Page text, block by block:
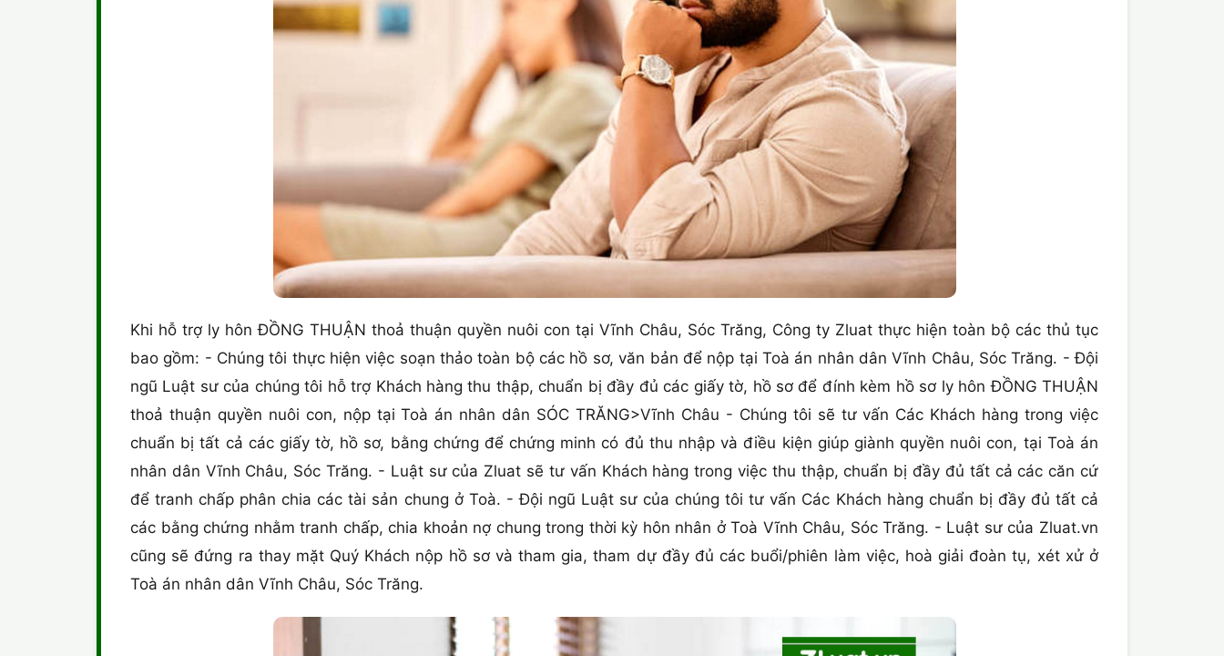
Khi hỗ trợ ly hôn ĐỒNG THUẬN thoả thuận quyền nuôi con tại Vĩnh Châu, Sóc Trăng, Công ty Zluat thực hiện toàn bộ các thủ tục
bao gồm: - Chúng tôi thực hiện việc soạn thảo toàn bộ các hồ sơ, văn bản để nộp tại Toà án nhân dân Vĩnh Châu, Sóc Trăng. - Đội
ngũ Luật sư của chúng tôi hỗ trợ Khách hàng thu thập, chuẩn bị đầy đủ các giấy tờ, hồ sơ để đính kèm hồ sơ ly hôn ĐỒNG THUẬN
thoả thuận quyền nuôi con, nộp tại Toà án nhân dân SÓC TRĂNG>Vĩnh Châu - Chúng tôi sẽ tư vấn Các Khách hàng trong việc
chuẩn bị tất cả các giấy tờ, hồ sơ, bằng chứng để chứng minh có đủ thu nhập và điều kiện giúp giành quyền nuôi con, tại Toà án
nhân dân Vĩnh Châu, Sóc Trăng. - Luật sư của Zluat sẽ tư vấn Khách hàng trong việc thu thập, chuẩn bị đầy đủ tất cả các căn cứ
để tranh chấp phân chia các tài sản chung ở Toà. - Đội ngũ Luật sư của chúng tôi tư vấn Các Khách hàng chuẩn bị đầy đủ tất cả
các bằng chứng nhằm tranh chấp, chia khoản nợ chung trong thời kỳ hôn nhân ở Toà Vĩnh Châu, Sóc Trăng. - Luật sư của Zluat.vn
cũng sẽ đứng ra thay mặt Quý Khách nộp hồ sơ và tham gia, tham dự đầy đủ các buổi/phiên làm việc, hoà giải đoàn tụ, xét xử ở
Toà án nhân dân Vĩnh Châu, Sóc Trăng.